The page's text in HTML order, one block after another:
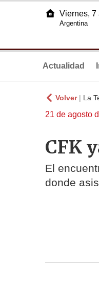
Viernes, 7
Argentina
Actualidad
Volver| La
21 de agosto
CFK
El
donde